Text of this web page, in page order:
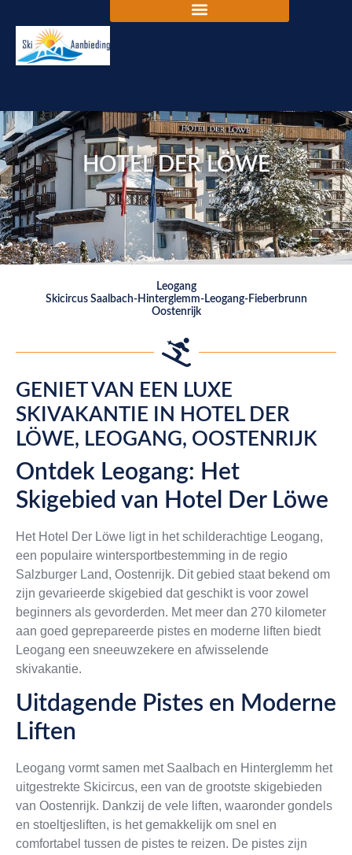
HOTEL DER LÖWE
Leogang
Skicircus Saalbach-Hinterglemm-Leogang-Fieberbrunn
Oostenrijk
GENIET VAN EEN LUXE
SKIVAKANTIE IN HOTEL DER
LÖWE, LEOGANG, OOSTENRIJK
Ontdek Leogang: Het
Skigebied van Hotel Der Löwe
Het Hotel Der Löwe ligt in het schilderachtige Leogang,
een populaire wintersportbestemming in de regio
Salzburger Land, Oostenrijk. Dit gebied staat bekend om
zijn gevarieerde skigebied dat geschikt is voor zowel
beginners als gevorderden. Met meer dan 270 kilometer
aan goed geprepareerde pistes en moderne liften biedt
Leogang een sneeuwzekere en afwisselende
skivakantie.
Uitdagende Pistes en Moderne
Liften
Leogang vormt samen met Saalbach en Hinterglemm het
uitgestrekte Skicircus, een van de grootste skigebieden
van Oostenrijk. Dankzij de vele liften, waaronder gondels
en stoeltjesliften, is het gemakkelijk om snel en
comfortabel tussen de pistes te reizen. De pistes zijn